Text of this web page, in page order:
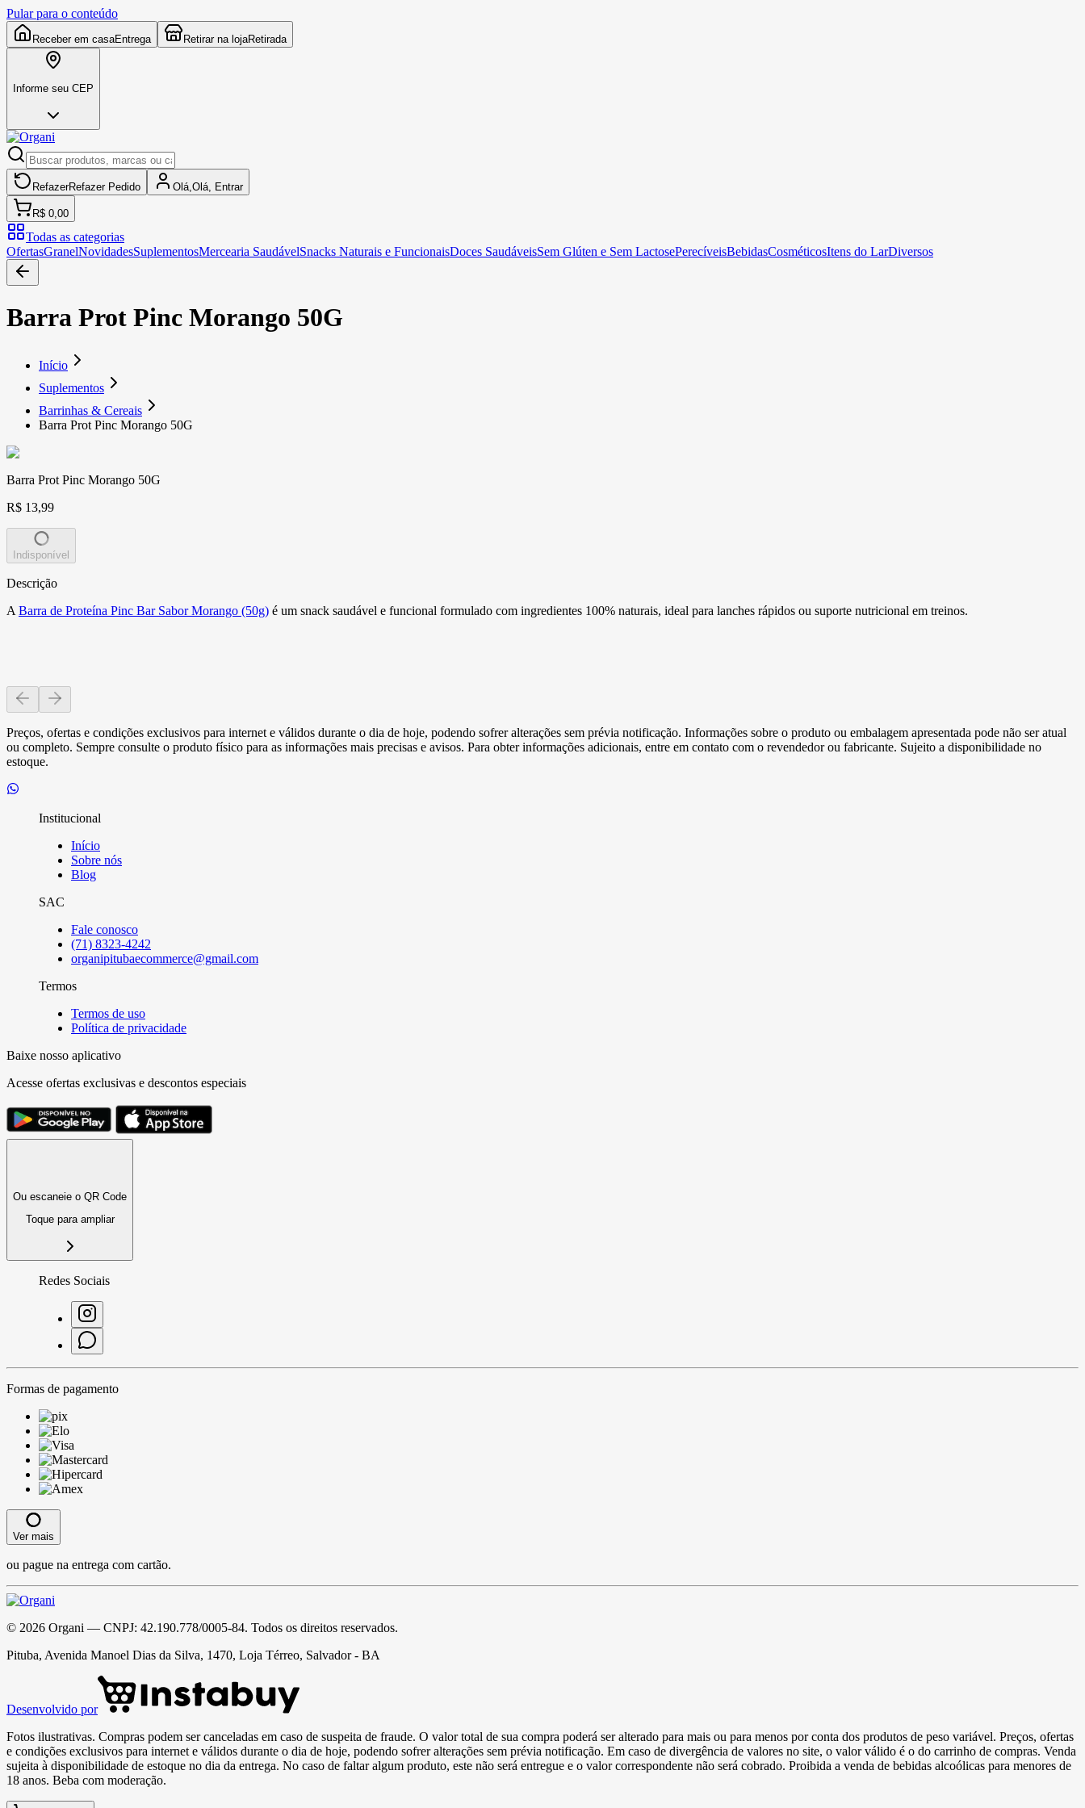
Pular para o conteúdo
Receber em casaEntrega Retirar na lojaRetirada
Informe seu CEP
RefazerRefazer Pedido Olá, Olá, Entrar
R$ 0,00
Todas as categorias
OfertasGranelNovidadesSuplementosMercearia SaudávelSnacks Naturais e FuncionaisDoces SaudáveisSem Glúten e Sem LactosePerecíveisBebidasCosméticosItens do LarDiversos
Barra Prot Pinc Morango 50G
Início
Suplementos
Barrinhas & Cereais
Barra Prot Pinc Morango 50G
Barra Prot Pinc Morango 50G
R$ 13,99
Indisponível
Descrição
A Barra de Proteína Pinc Bar Sabor Morango (50g) é um snack saudável e funcional formulado com ingredientes 100% naturais, ideal para lanches rápidos ou suporte nutricional em treinos.
Preços, ofertas e condições exclusivos para internet e válidos durante o dia de hoje, podendo sofrer alterações sem prévia notificação. Informações sobre o produto ou embalagem apresentada pode não ser atual
ou completo. Sempre consulte o produto físico para as informações mais precisas e avisos. Para obter informações adicionais, entre em contato com o revendedor ou fabricante. Sujeito a disponibilidade no
estoque.
Institucional
Início
Sobre nós
Blog
SAC
Fale conosco
(71) 8323-4242
organipitubaecommerce@gmail.com
Termos
Termos de uso
Política de privacidade
Baixe nosso aplicativo
Acesse ofertas exclusivas e descontos especiais
Ou escaneie o QR Code
Toque para ampliar
Redes Sociais
Formas de pagamento
Ver mais
ou pague na entrega com cartão.
© 2026 Organi — CNPJ: 42.190.778/0005-84. Todos os direitos reservados.
Pituba, Avenida Manoel Dias da Silva, 1470, Loja Térreo, Salvador - BA
Desenvolvido por
Fotos ilustrativas. Compras podem ser canceladas em caso de suspeita de fraude. O valor total de sua compra poderá ser alterado para mais ou para menos por conta dos produtos de peso variável. Preços, ofertas
e condições exclusivos para internet e válidos durante o dia de hoje, podendo sofrer alterações sem prévia notificação. Em caso de divergência de valores no site, o valor válido é o do carrinho de compras. Venda
sujeita à disponibilidade de estoque no dia da entrega. No caso de faltar algum produto, este não será entregue e o valor correspondente não será cobrado. Proibida a venda de bebidas alcoólicas para menores de
18 anos. Beba com moderação.